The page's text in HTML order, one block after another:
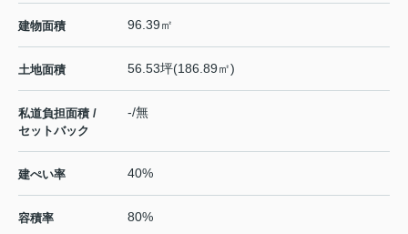
建物面積 96.39㎡
土地面積 56.53坪(186.89㎡)
私道負担面積 /
セットバック
-/無
建ぺい率 40%
容積率 80%